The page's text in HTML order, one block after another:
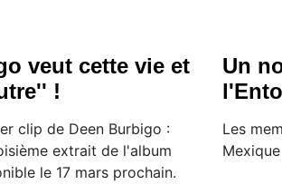
veut cette vie et
!
clip de Deen Burbigo :
extrait de l'album
le 17 mars prochain.
Un
Les
Mexique